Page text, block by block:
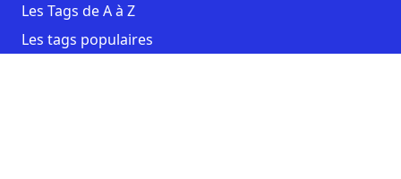
Les Tags de A à Z
Les tags populaires